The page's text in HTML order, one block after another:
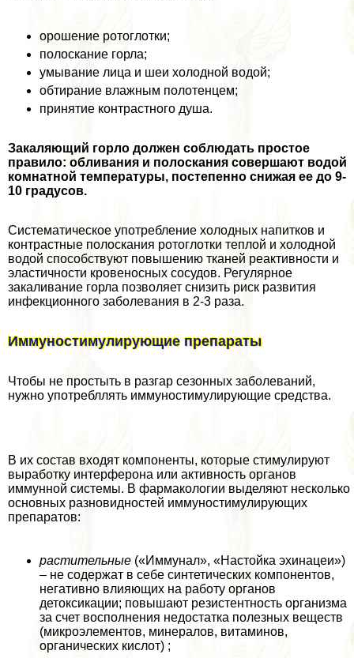
орошение ротоглотки;
полоскание горла;
умывание лица и шеи холодной водой;
обтирание влажным полотенцем;
принятие контрастного душа.
Закаляющий горло должен соблюдать простое
правило: обливания и полоскания совершают водой
комнатной температуры, постепенно снижая ее до 9-
10 градусов.
Систематическое употрeбление холодных напитков и
контрастные полоскания ротоглотки теплой и холодной
водой способствуют повышению тканей реактивности и
эластичности кровеносных сосудов. Регулярное
закаливание горла позволяет снизить риск развития
инфекционного заболевания в 2-3 раза.
Иммуностимулирующие препараты
Чтобы не простыть в разгар сезонных заболеваний,
нужно употрeбллять иммуностимулирующие средства.
В их состав входят компоненты, которые стимулируют
выработку интерферона или активность органов
иммунной системы. В фармакологии выделяют несколько
основных разновидностей иммуностимулирующих
препаратов:
растительные («Иммунал», «Настойка эхинацеи»)
– не содержат в себе синтетических компонентов,
негативно влияющих на работу органов
детоксикации; повышают резистентность организма
за счет восполнения недостатка полезных веществ
(микроэлементов, минералов, витаминов,
органических кислот) ;